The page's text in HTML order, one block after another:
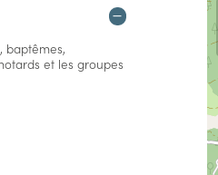
baptêmes,
et les groupes